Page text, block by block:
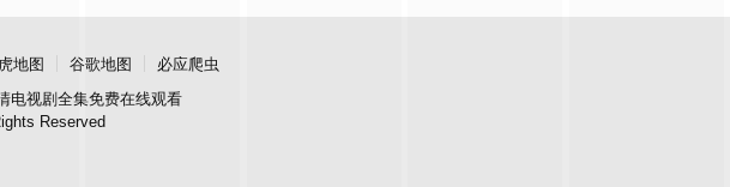
地图 谷歌地图
必应爬虫
电视剧全集免费在线观看
Reserved